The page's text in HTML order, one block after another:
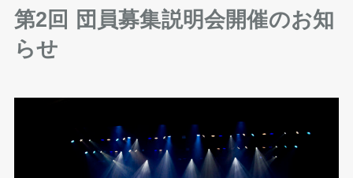
第2回 団員募集説明会開催のお知
らせ